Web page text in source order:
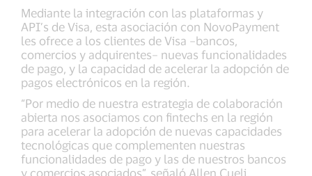
Mediante la integración con las plataformas y
API’s de Visa, esta asociación con NovoPayment
les ofrece a los clientes de Visa –bancos,
comercios y adquirentes– nuevas funcionalidades
de pago, y la capacidad de acelerar la adopción de
pagos electrónicos en la región.
“Por medio de nuestra estrategia de colaboración
abierta nos asociamos con fintechs en la región
para acelerar la adopción de nuevas capacidades
tecnológicas que complementen nuestras
funcionalidades de pago y las de nuestros bancos
y comercios asociados”, señaló Allen Cueli,